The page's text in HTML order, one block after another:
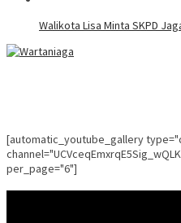
Walikota Lisa Minta SKPD
[automatic_youtube_gallery
per_page="6"]